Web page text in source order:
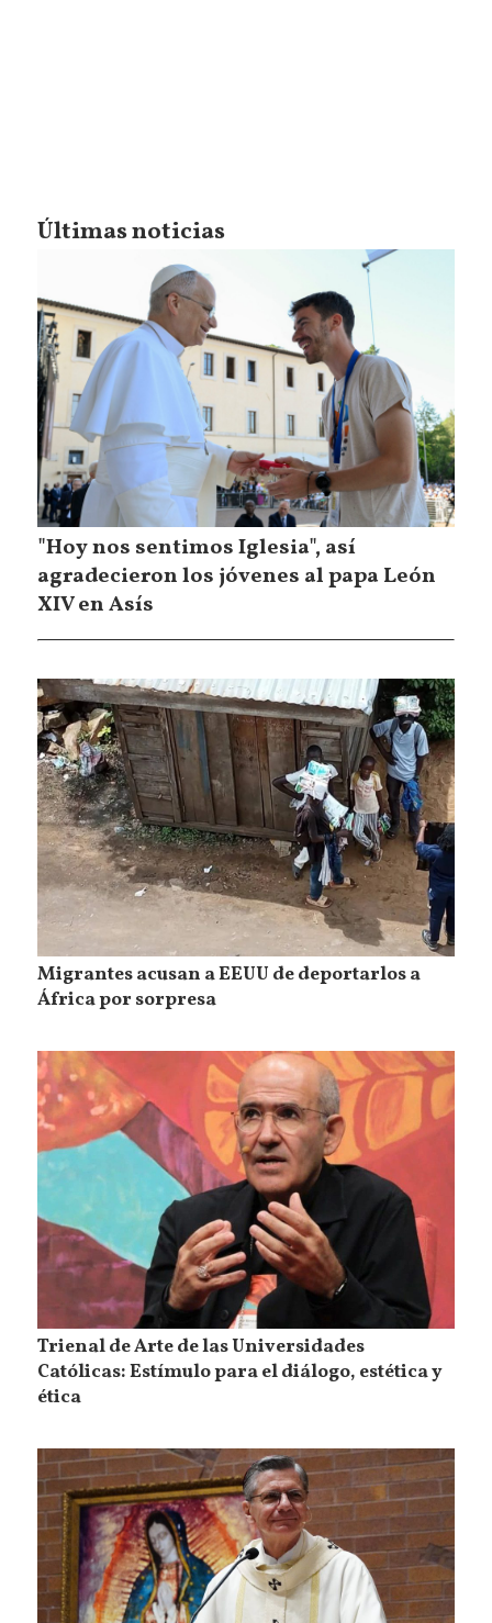
Últimas noticias
"Hoy nos sentimos Iglesia", así
agradecieron los jóvenes al papa León
XIV en Asís
Migrantes acusan a EEUU de deportarlos a
África por sorpresa
Trienal de Arte de las Universidades
Católicas: Estímulo para el diálogo, estética y
ética